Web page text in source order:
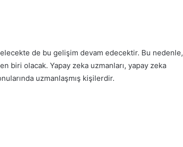
de bu gelişim devam edecektir. Bu nedenle,
biri olacak. Yapay zeka uzmanları, yapay zeka
uzmanlaşmış kişilerdir.